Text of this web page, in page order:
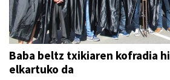
Baba beltz txikiaren kofradia
elkartuko da